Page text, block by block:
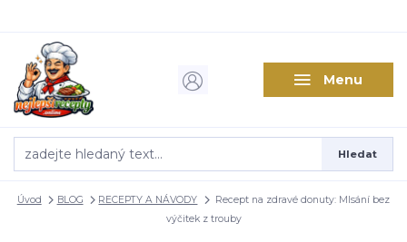
Menu
Hledat
Úvod BLOG RECEPTY A NÁVODY
Recept na zdravé donuty: Mlsání bez
výčitek z trouby